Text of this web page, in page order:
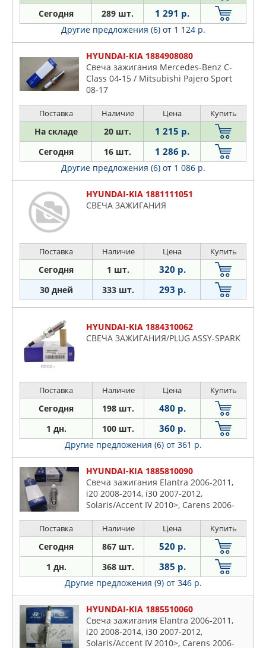
Сегодня 289 шт. 1 291 р.
Другие предложения (6) от 1 124 р.
HYUNDAI-KIA 1884908080
Свеча зажигания Mercedes-Benz C-
Class 04-15 / Mitsubishi Pajero Sport
08-17
Поставка Наличие Цена Купить
На складе 20 шт. 1 215 р.
Сегодня 16 шт. 1 286 р.
Другие предложения (6) от 1 086 р.
HYUNDAI-KIA 1881111051
СВЕЧА ЗАЖИГАНИЯ
Поставка Наличие Цена Купить
Сегодня 1 шт. 320 р.
30 дней 333 шт. 293 р.
HYUNDAI-KIA 1884310062
СВЕЧА ЗАЖИГАНИЯ/PLUG ASSY-SPARK
Поставка Наличие Цена Купить
Сегодня 198 шт. 480 р.
1 дн. 100 шт. 360 р.
Другие предложения (6) от 361 р.
HYUNDAI-KIA 1885810090
Свеча зажигания Elantra 2006-2011,
i20 2008-2014, i30 2007-2012,
Solaris/Accent IV 2010>, Carens 2006-
Поставка Наличие Цена Купить
Сегодня 867 шт. 520 р.
1 дн. 368 шт. 385 р.
Другие предложения (9) от 346 р.
HYUNDAI-KIA 1885510060
Свеча зажигания Elantra 2006-2011,
i20 2008-2014, i30 2007-2012,
Solaris/Accent IV 2010>, Carens 2006-